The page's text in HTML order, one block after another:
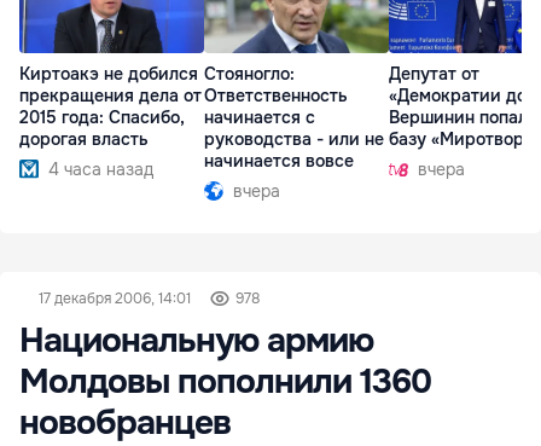
Киртоакэ не добился
прекращения дела от
2015 года: Спасибо,
дорогая власть
4 часа назад
Стояногло:
Ответственность
начинается с
руководства - или не
начинается вовсе
вчера
Депутат от
«Демократии
Вершинин попал в
базу
вчера
17 декабря 2006, 14:01 978
Национальную армию
Молдовы пополнили 1360
новобранцев